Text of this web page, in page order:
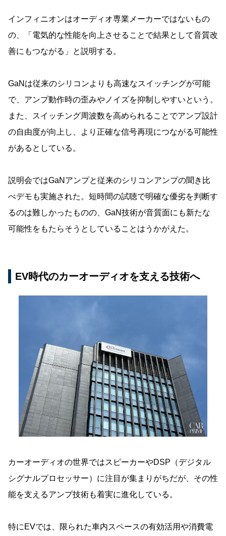
インフィニオンはオーディオ専業メーカーではないもの
の、「電気的な性能を向上させることで結果として音質改
善にもつながる」と説明する。
GaNは従来のシリコンよりも高速なスイッチングが可能
で、アンプ動作時の歪みやノイズを抑制しやすいという。
また、スイッチング周波数を高められることでアンプ設計
の自由度が向上し、より正確な信号再現につながる可能性
があるとしている。
説明会ではGaNアンプと従来のシリコンアンプの聞き比
べデモも実施された。短時間の試聴で明確な優劣を判断す
るのは難しかったものの、GaN技術が音質面にも新たな
可能性をもたらそうとしていることはうかがえた。
EV時代のカーオーディオを支える技術へ
カーオーディオの世界ではスピーカーやDSP（デジタル
シグナルプロセッサー）に注目が集まりがちだが、その性
能を支えるアンプ技術も着実に進化している。
特にEVでは、限られた車内スペースの有効活用や消費電